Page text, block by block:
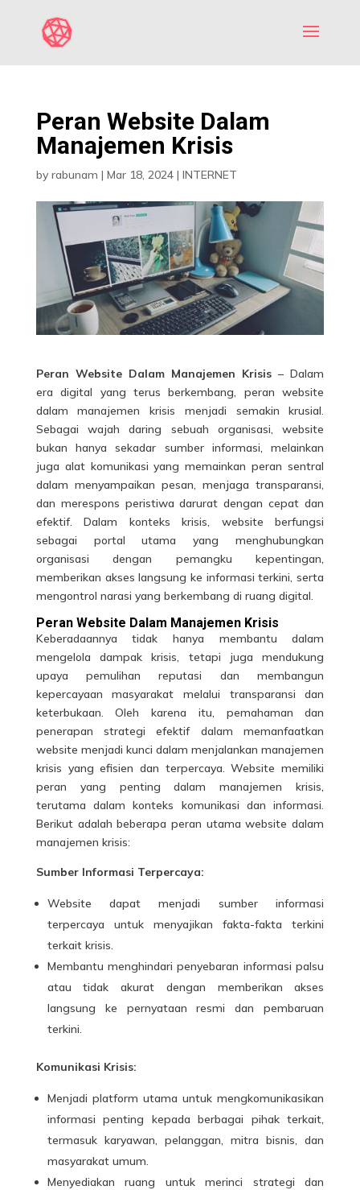
Peran Website Dalam
Manajemen Krisis
by rabunam | Mar 18, 2024| INTERNET
Peran Website Dalam Manajemen Krisis– Dalam
era digital yang terus berkembang, peran website
dalam manajemen krisis menjadi semakin krusial.
Sebagai wajah daring sebuah organisasi, website
bukan hanya sekadar sumber informasi, melainkan
juga alat komunikasi yang memainkan peran sentral
dalam menyampaikan pesan, menjaga transparansi,
dan merespons peristiwa darurat dengan cepat dan
efektif. Dalam konteks krisis, website berfungsi
sebagai portal utama yang menghubungkan
organisasi dengan pemangku kepentingan,
memberikan akses langsung ke informasi terkini, serta
mengontrol narasi yang berkembang di ruang digital.
Peran Website Dalam Manajemen Krisis
Keberadaannya tidak hanya membantu dalam
mengelola dampak krisis, tetapi juga mendukung
upaya pemulihan reputasi dan membangun
kepercayaan masyarakat melalui transparansi dan
keterbukaan. Oleh karena itu, pemahaman dan
penerapan strategi efektif dalam memanfaatkan
website menjadi kunci dalam menjalankan manajemen
krisis yang efisien dan terpercaya. Website memiliki
peran yang penting dalam manajemen krisis,
terutama dalam konteks komunikasi dan informasi.
Berikut adalah beberapa peran utama website dalam
manajemen krisis:
Sumber Informasi Terpercaya:
Website dapat menjadi sumber informasi
terpercaya untuk menyajikan fakta-fakta terkini
terkait krisis.
Membantu menghindari penyebaran informasi palsu
atau tidak akurat dengan memberikan akses
langsung ke pernyataan resmi dan pembaruan
terkini.
Komunikasi Krisis:
Menjadi platform utama untuk mengkomunikasikan
informasi penting kepada berbagai pihak terkait,
termasuk karyawan, pelanggan, mitra bisnis, dan
masyarakat umum.
Menyediakan ruang untuk merinci strategi dan